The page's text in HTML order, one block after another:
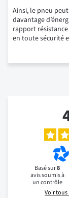
Ainsi, le pneu
davantage
rapport
en toute sécurité
Basé sur8
avis soumis à
un contrôle
Voir tous